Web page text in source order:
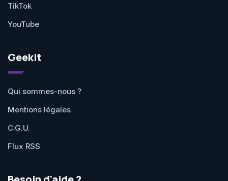
TikTok
YouTube
Geekit
Qui sommes-nous ?
Mentions légales
C.G.U.
Flux RSS